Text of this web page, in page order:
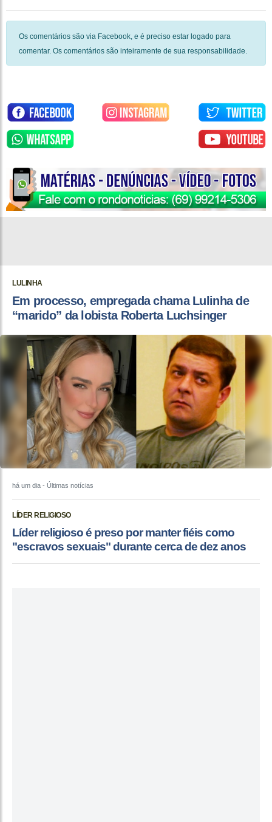
Os comentários são via Facebook, e é preciso estar logado para
comentar. Os comentários são inteiramente de sua responsabilidade.
LULINHA
Em processo, empregada chama Lulinha de
“marido” da lobista Roberta Luchsinger
há um dia - Últimas notícias
LÍDER RELIGIOSO
Líder religioso é preso por manter fiéis como
"escravos sexuais" durante cerca de dez anos